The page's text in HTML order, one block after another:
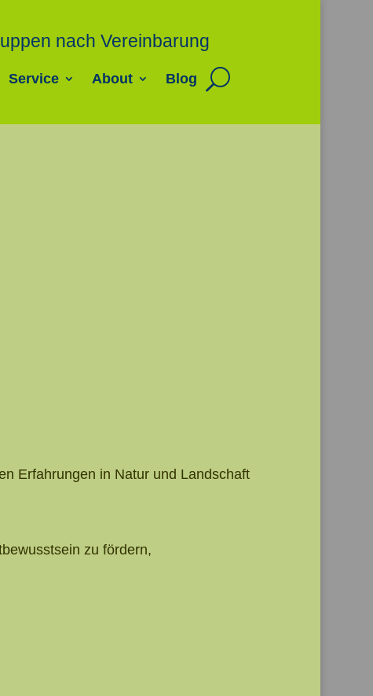
nach Vereinbarung
Service About Blog
Erfahrungen in Natur und Landschaft
zu fördern,